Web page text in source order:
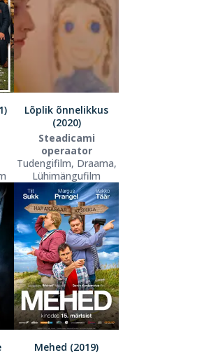
Lõplik õnnelikkus
(2020)
Steadicami
operaator
Tudengifilm, Draama,
Lühimängufilm
Mehed (2019)